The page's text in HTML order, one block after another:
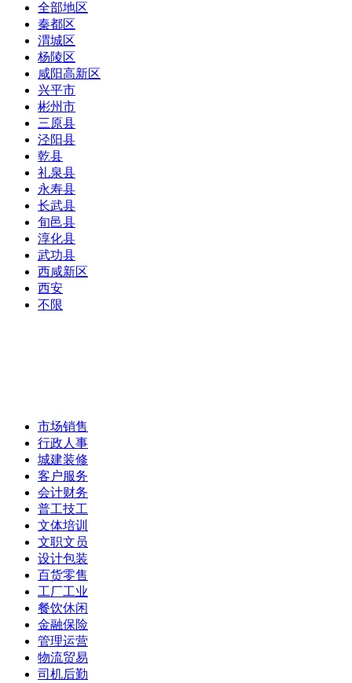
全部地区
秦都区
渭城区
杨陵区
咸阳高新区
兴平市
彬州市
三原县
泾阳县
乾县
礼泉县
永寿县
长武县
旬邑县
淳化县
武功县
西咸新区
西安
不限
市场销售
行政人事
城建装修
客户服务
会计财务
普工技工
文体培训
文职文员
设计包装
百货零售
工厂工业
餐饮休闲
金融保险
管理运营
物流贸易
司机后勤